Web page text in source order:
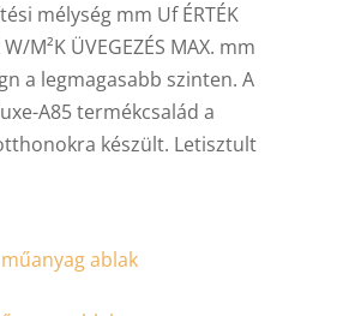
mélység mm Uf ÉRTÉK
M²K ÜVEGEZÉS MAX. mm
a legmagasabb szinten. A
A85 termékcsalád a
készült. Letisztult